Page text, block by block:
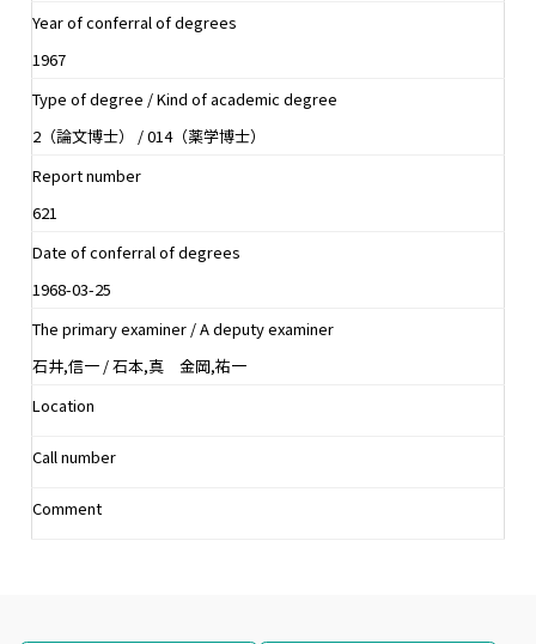
Year of conferral of degrees
1967
Type of degree / Kind of academic degree
2（論文博士） / 014（薬学博士）
Report number
621
Date of conferral of degrees
1968-03-25
The primary examiner / A deputy examiner
石井,信一 / 石本,真 金岡,祐一
Location
Call number
Comment